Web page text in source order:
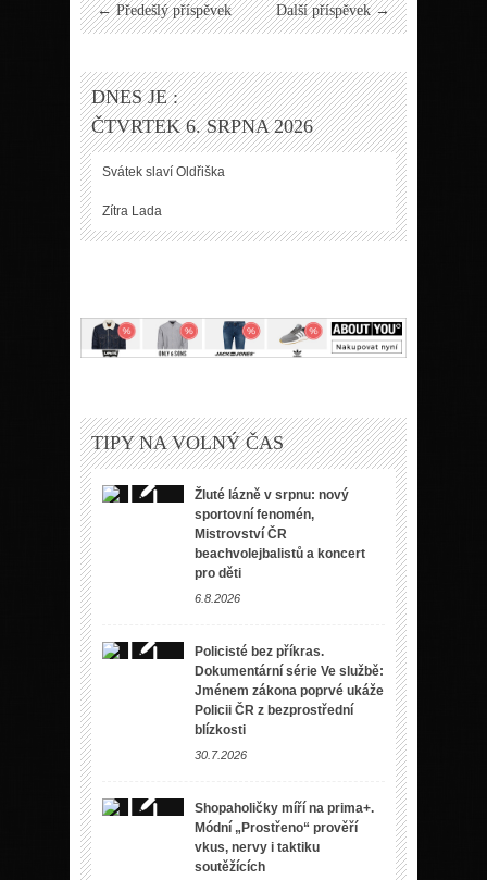
← Předešlý příspěvek Další příspěvek →
DNES JE :
ČTVRTEK 6. SRPNA 2026
Svátek slaví Oldřiška
Zítra Lada
TIPY NA VOLNÝ ČAS
Žluté lázně v srpnu: nový
sportovní fenomén,
Mistrovství ČR
beachvolejbalistů a koncert
pro děti
6.8.2026
Policisté bez příkras.
Dokumentární série Ve službě:
Jménem zákona poprvé ukáže
Policii ČR z bezprostřední
blízkosti
30.7.2026
Shopaholičky míří na prima+.
Módní „Prostřeno“ prověří
vkus, nervy i taktiku
soutěžících